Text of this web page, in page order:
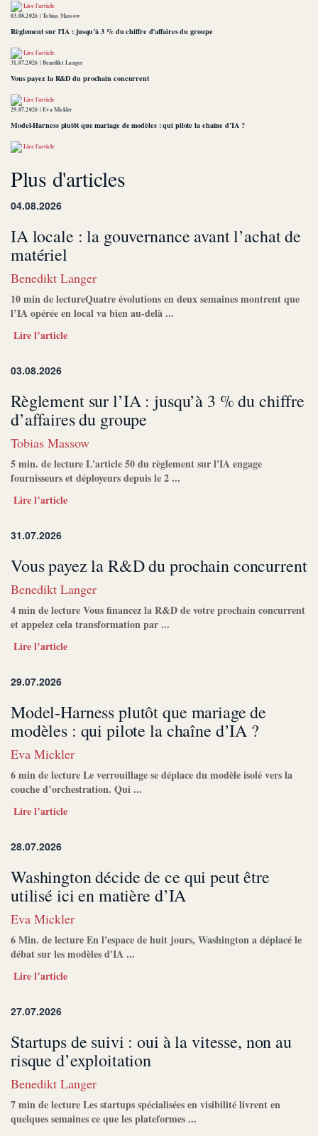
Lire l'article
03.08.2026 |Tobias Massow
Règlement sur l’IA : jusqu’à 3 % du chiffre d’affaires du groupe
Lire l'article
31.07.2026 |Benedikt Langer
Vous payez la R&D du prochain concurrent
Lire l'article
29.07.2026 |Eva Mickler
Model-Harness plutôt que mariage de modèles : qui pilote la chaîne d’IA ?
Lire l'article
Plus d'articles
04.08.2026
IA locale : la gouvernance avant l’achat de
matériel
Benedikt Langer
10 min de lectureQuatre évolutions en deux semaines montrent que
l’IA opérée en local va bien au-delà ...
Lire l’article
03.08.2026
Règlement sur l’IA : jusqu’à 3 % du chiffre
d’affaires du groupe
Tobias Massow
5 min. de lecture L'article 50 du règlement sur l'IA engage
fournisseurs et déployeurs depuis le 2 ...
Lire l’article
31.07.2026
Vous payez la R&D du prochain concurrent
Benedikt Langer
4 min de lecture Vous financez la R&D de votre prochain concurrent
et appelez cela transformation par ...
Lire l’article
29.07.2026
Model-Harness plutôt que mariage de
modèles : qui pilote la chaîne d’IA ?
Eva Mickler
6 min de lecture Le verrouillage se déplace du modèle isolé vers la
couche d’orchestration. Qui ...
Lire l’article
28.07.2026
Washington décide de ce qui peut être
utilisé ici en matière d’IA
Eva Mickler
6 Min. de lecture En l'espace de huit jours, Washington a déplacé le
débat sur les modèles d'IA ...
Lire l’article
27.07.2026
Startups de suivi : oui à la vitesse, non au
risque d’exploitation
Benedikt Langer
7 min de lecture Les startups spécialisées en visibilité livrent en
quelques semaines ce que les plateformes ...